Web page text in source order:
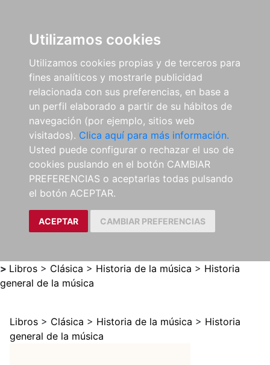
Utilizamos cookies
Utilizamos cookies propias y de terceros para
fines analíticos y mostrarle publicidad
relacionada con sus preferencias, en base a
un perfil elaborado a partir de su hábitos de
navegación (por ejemplo, sitios web
visitados). Clica aquí para más información.
Usted puede configurar o rechazar el uso de
cookies puslando en el botón CAMBIAR
PREFERENCIAS o aceptarlas todas pulsando
el botón ACEPTAR.
ACEPTAR CAMBIAR PREFERENCIAS
> Libros > Clásica > Historia de la música > Historia
general de la música
Libros > Clásica > Historia de la música > Historia
general de la música